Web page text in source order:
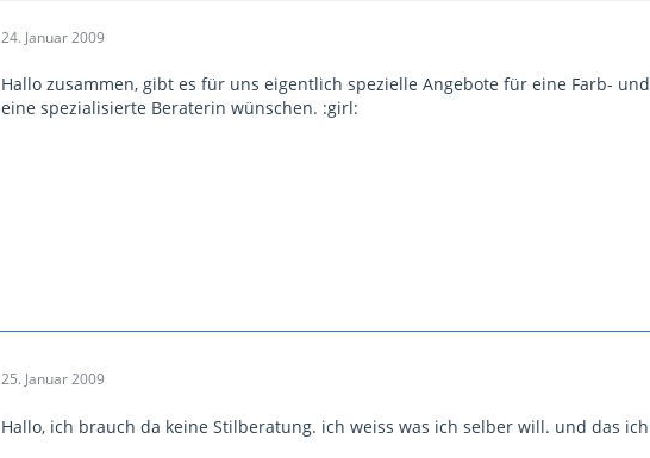
24. Januar 2009
Hallo zusammen, gibt es für uns eigentlich spezielle Angebote für eine Farb-
eine spezialisierte Beraterin wünschen. :girl:
25. Januar 2009
Hallo, ich brauch da keine Stilberatung. ich weiss was ich selber will. und das